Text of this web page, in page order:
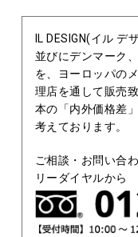
IL DESIGN(イル
並びにデンマーク
を、ヨーロッパの
理店を通して販売
本の「内外価格差
考えております。
ご相談・お問い合
リーダイヤルから